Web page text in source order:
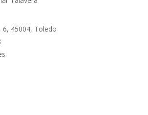
6, 45004, Toledo